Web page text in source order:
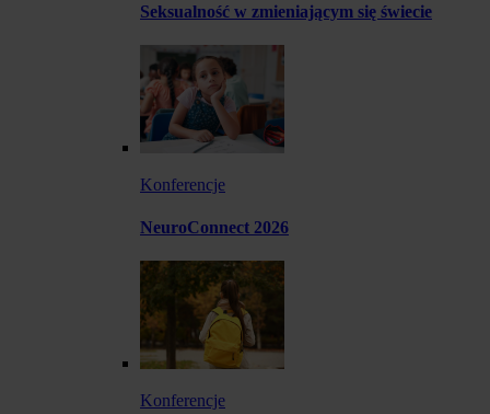
Seksualność w zmieniającym się świecie
Konferencje
NeuroConnect 2026
Konferencje